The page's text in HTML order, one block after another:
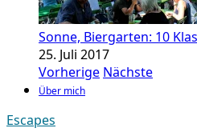
Sonne, Biergarten: 10
25. Juli 2017
Vorherige Nächste
Über mich
Escapes